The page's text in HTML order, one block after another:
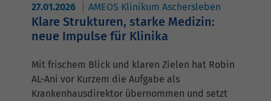
27.01.2026 AMEOS Klinikum Aschersleben
Klare Strukturen, starke Medizin:
neue Impulse für Klinika
Mit frischem Blick und klaren Zielen hat Robin
AL-Ani vor Kurzem die Aufgabe als
Krankenhausdirektor übernommen und setzt